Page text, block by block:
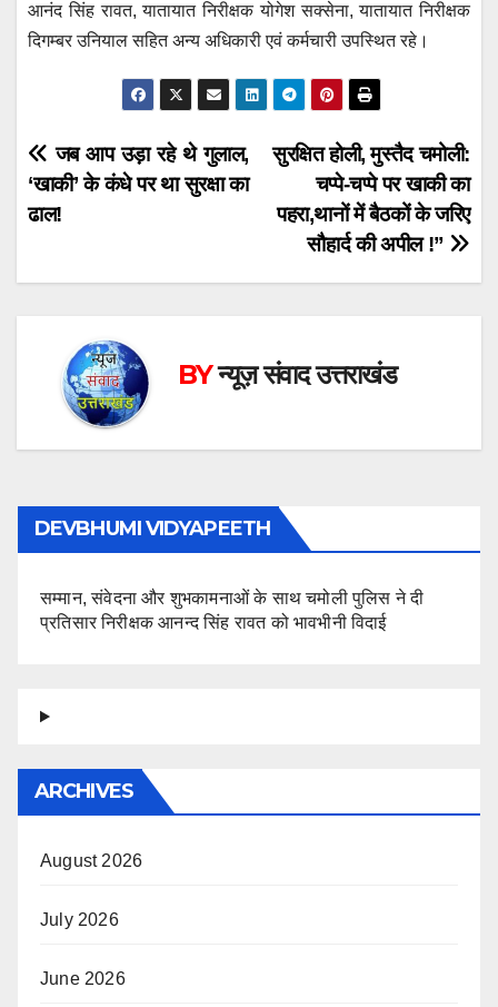
आनंद सिंह रावत, यातायात निरीक्षक योगेश सक्सेना, यातायात निरीक्षक
दिगम्बर उनियाल सहित अन्य अधिकारी एवं कर्मचारी उपस्थित रहे।
Post
navigation
सुरक्षित होली, मुस्तैद चमोली:
चप्पे-चप्पे पर खाकी का
पहरा,थानों में बैठकों के जरिए
सौहार्द की अपील !”
जब आप उड़ा रहे थे गुलाल,
‘खाकी’ के कंधे पर था सुरक्षा का
ढाल!
BYन्यूज़ संवाद उत्तराखंड
DEVBHUMI VIDYAPEETH
सम्मान, संवेदना और शुभकामनाओं के साथ चमोली पुलिस ने दी
प्रतिसार निरीक्षक आनन्द सिंह रावत को भावभीनी विदाई
ARCHIVES
August 2026
July 2026
June 2026